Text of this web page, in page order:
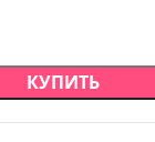
КУПИТЬ